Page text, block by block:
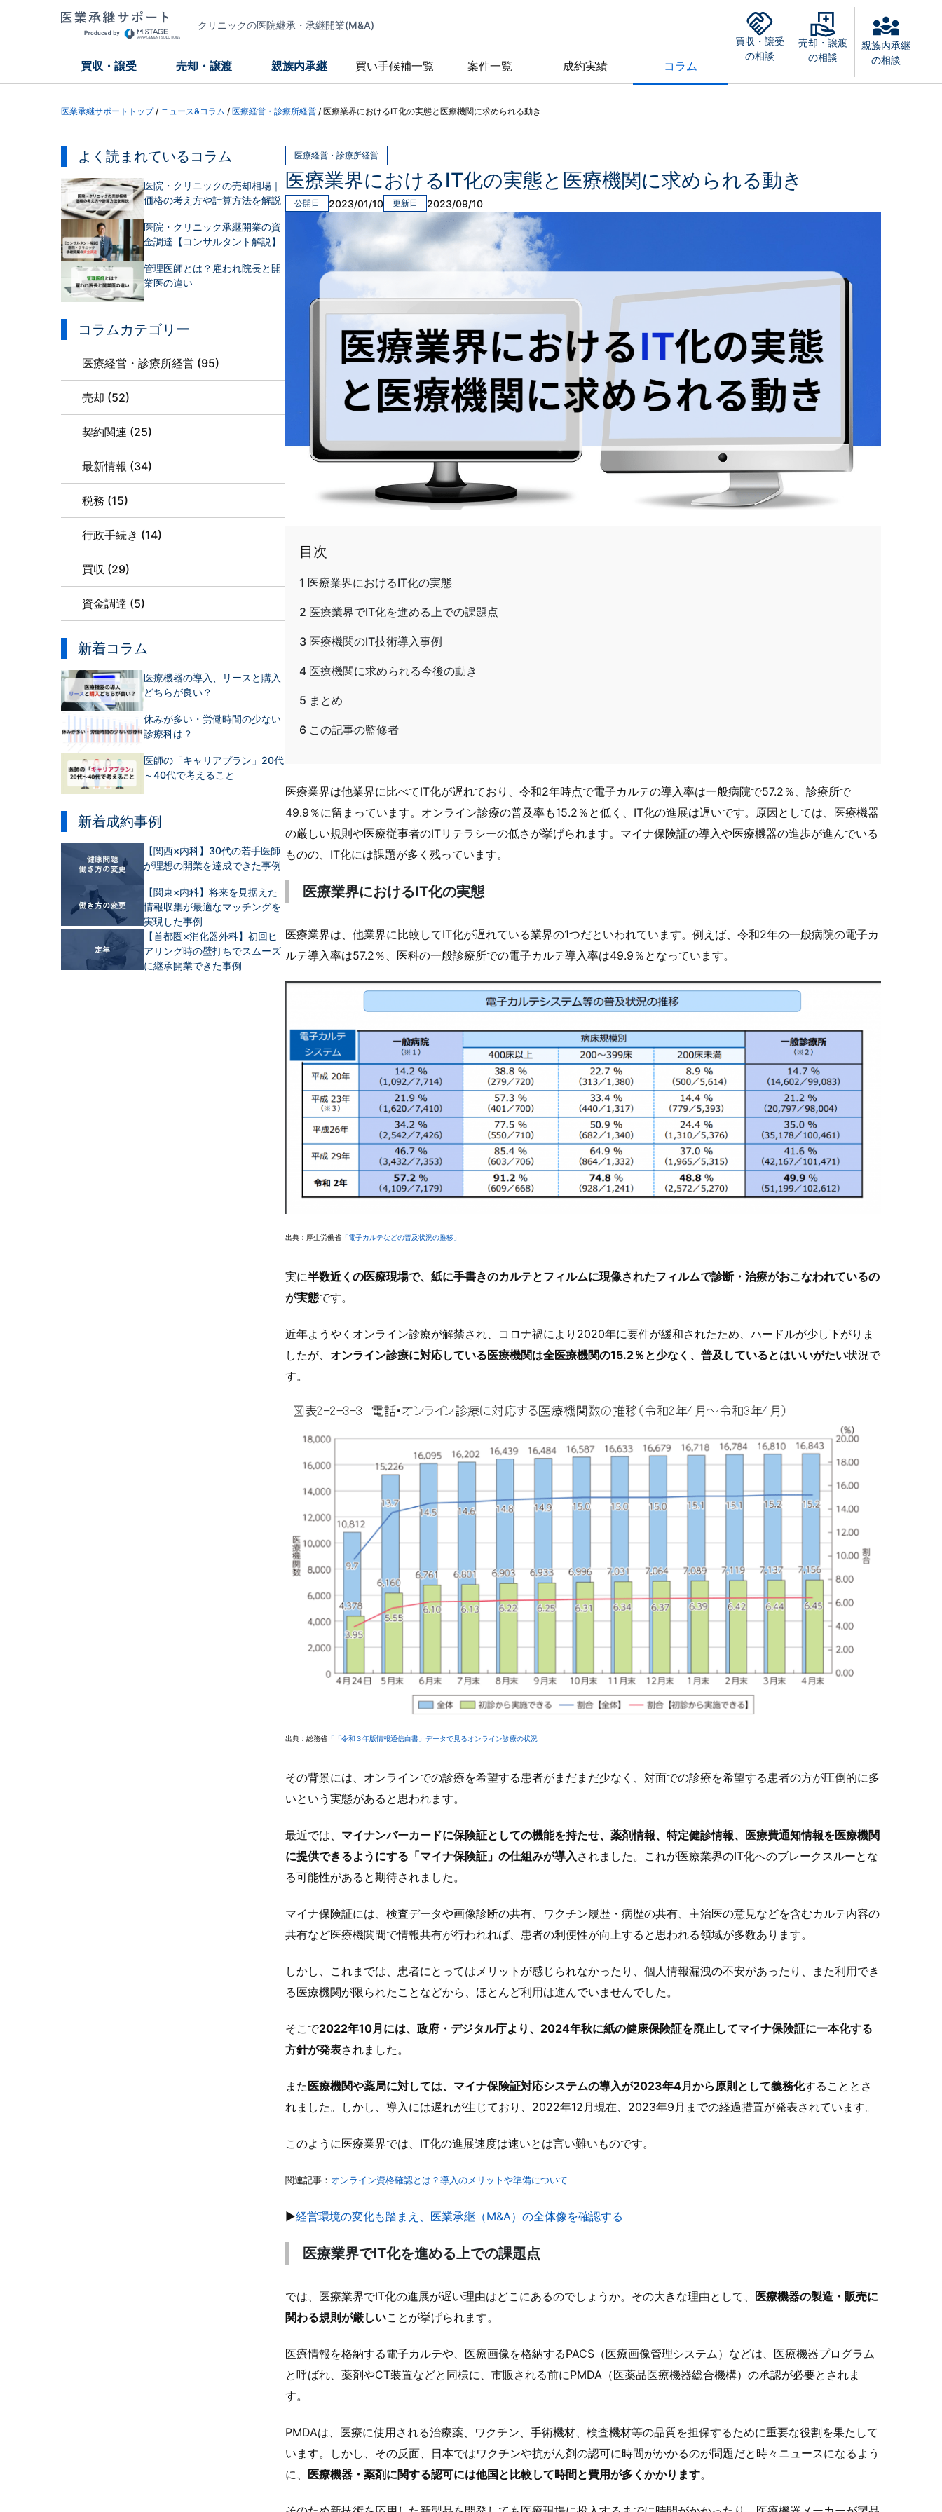
クリニックの医院継承・承継開業(M&A)
買収・譲受 売却・譲渡 親族内承継 買い手候補一覧 案件一覧 成約実績 コラム
買収・譲受
の相談
売却・譲渡
の相談
親族内承継
の相談
医業承継サポートトップ/ ニュース&コラム / 医療経営・診療所経営 / 医療業界におけるIT化の実態と医療機関に求められる動き
よく読まれているコラム
医院・クリニックの売却相場｜
価格の考え方や計算方法を解説
医院・クリニック承継開業の資
金調達【コンサルタント解説】
管理医師とは？雇われ院長と開
業医の違い
コラムカテゴリー
医療経営・診療所経営 (95)
売却 (52)
契約関連 (25)
最新情報 (34)
税務 (15)
行政手続き (14)
買収 (29)
資金調達 (5)
新着コラム
医療機器の導入、リースと購入
どちらが良い？
休みが多い・労働時間の少ない
診療科は？
医師の「キャリアプラン」20代
～40代で考えること
新着成約事例
【関西×内科】30代の若手医師
が理想の開業を達成できた事例
【関東×内科】将来を見据えた
情報収集が最適なマッチングを
実現した事例
【首都圏×消化器外科】初回ヒ
アリング時の壁打ちでスムーズ
に継承開業できた事例
医療経営・診療所経営
医療業界におけるIT化の実態と医療機関に求められる動き
公開日 2023/01/10 更新日 2023/09/10
目次
1 医療業界におけるIT化の実態
2 医療業界でIT化を進める上での課題点
3 医療機関のIT技術導入事例
4 医療機関に求められる今後の動き
5 まとめ
6 この記事の監修者
医療業界は他業界に比べてIT化が遅れており、令和2年時点で電子カルテの導入率は一般病院で57.2％、診療所で
49.9％に留まっています。オンライン診療の普及率も15.2％と低く、IT化の進展は遅いです。原因としては、医療機器
の厳しい規則や医療従事者のITリテラシーの低さが挙げられます。マイナ保険証の導入や医療機器の進歩が進んでいる
ものの、IT化には課題が多く残っています。
医療業界におけるIT化の実態
医療業界は、他業界に比較してIT化が遅れている業界の1つだといわれています。例えば、令和2年の一般病院の電子カ
ルテ導入率は57.2％、医科の一般診療所での電子カルテ導入率は49.9％となっています。
出典：厚生労働省 「電子カルテなどの普及状況の推移」
実に半数近くの医療現場で、紙に手書きのカルテとフィルムに現像されたフィルムで診断・治療がおこなわれているの
が実態です。
近年ようやくオンライン診療が解禁され、コロナ禍により2020年に要件が緩和されたため、ハードルが少し下がりま
したが、 オンライン診療に対応している医療機関は全医療機関の15.2％と少なく、普及しているとはいいがたい状況で
す。
出典：総務省 「「令和３年版情報通信白書」データで見るオンライン診療の状況
その背景には、オンラインでの診療を希望する患者がまだまだ少なく、対面での診療を希望する患者の方が圧倒的に多
いという実態があると思われます。
最近では、 マイナンバーカードに保険証としての機能を持たせ、薬剤情報、特定健診情報、医療費通知情報を医療機関
に提供できるようにする「マイナ保険証」の仕組みが導入 されました。これが医療業界のIT化へのブレークスルーとな
る可能性があると期待されました。
マイナ保険証には、検査データや画像診断の共有、ワクチン履歴・病歴の共有、主治医の意見などを含むカルテ内容の
共有など医療機関間で情報共有が行われれば、患者の利便性が向上すると思われる領域が多数あります。
しかし、これまでは、患者にとってはメリットが感じられなかったり、個人情報漏洩の不安があったり、また利用でき
る医療機関が限られたことなどから、ほとんど利用は進んでいませんでした。
そこで2022年10月には、政府・デジタル庁より、2024年秋に紙の健康保険証を廃止してマイナ保険証に一本化する
方針が発表されました。
また医療機関や薬局に対しては、マイナ保険証対応システムの導入が2023年4月から原則として義務化することとさ
れました。しかし、導入には遅れが生じており、2022年12月現在、2023年9月までの経過措置が発表されています。
このように医療業界では、IT化の進展速度は速いとは言い難いものです。
関連記事： オンライン資格確認とは？導入のメリットや準備について
▶経営環境の変化も踏まえ、医業承継（M&A）の全体像を確認する
医療業界でIT化を進める上での課題点
では、医療業界でIT化の進展が遅い理由はどこにあるのでしょうか。その大きな理由として、 医療機器の製造・販売に
関わる規則が厳しいことが挙げられます。
医療情報を格納する電子カルテや、医療画像を格納するPACS（医療画像管理システム）などは、医療機器プログラム
と呼ばれ、薬剤やCT装置などと同様に、市販される前にPMDA（医薬品医療機器総合機構）の承認が必要とされま
す。
PMDAは、医療に使用される治療薬、ワクチン、手術機材、検査機材等の品質を担保するために重要な役割を果たして
います。しかし、その反面、日本ではワクチンや抗がん剤の認可に時間がかかるのが問題だと時々ニュースになるよう
に、 医療機器・薬剤に関する認可には他国と比較して時間と費用が多くかかります。